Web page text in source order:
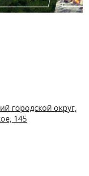
городской округ,
145